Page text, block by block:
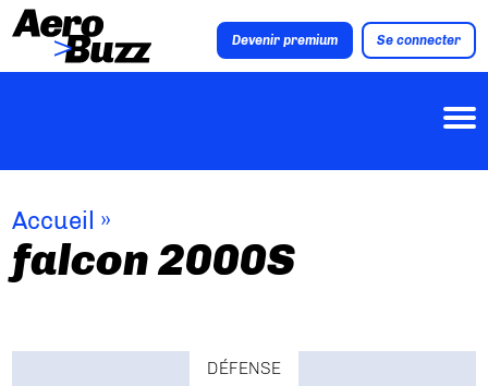
Devenir premium Se connecter
Accueil »
falcon 2000S
DÉFENSE